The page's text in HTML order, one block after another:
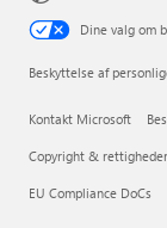
Dine valg om
Beskyttelse af
Kontakt Microsoft
Copyright & rettigheder
EU Compliance DoCs